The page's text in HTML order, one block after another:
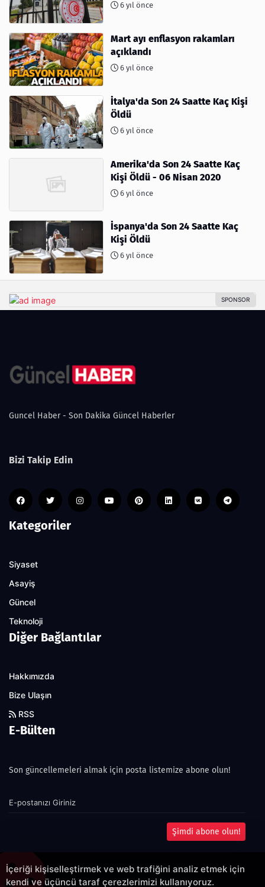
6 yıl önce
Mart ayı enflasyon rakamları
açıklandı
6 yıl önce
İtalya'da Son 24 Saatte Kaç Kişi
Öldü
6 yıl önce
Amerika'da Son 24 Saatte Kaç
Kişi Öldü - 06 Nisan 2020
6 yıl önce
İspanya'da Son 24 Saatte Kaç
Kişi Öldü
6 yıl önce
Guncel Haber - Son Dakika Güncel Haberler
Bizi Takip Edin
Kategoriler
Siyaset
Asayiş
Güncel
Teknoloji
Diğer Bağlantılar
Hakkımızda
Bize Ulaşın
RSS
E-Bülten
Son güncellemeleri almak için posta listemize abone olun!
Şimdi abone olun!
İçeriği kişiselleştirmek ve web trafiğini analiz etmek için
kendi ve üçüncü taraf çerezlerimizi kullanıyoruz.